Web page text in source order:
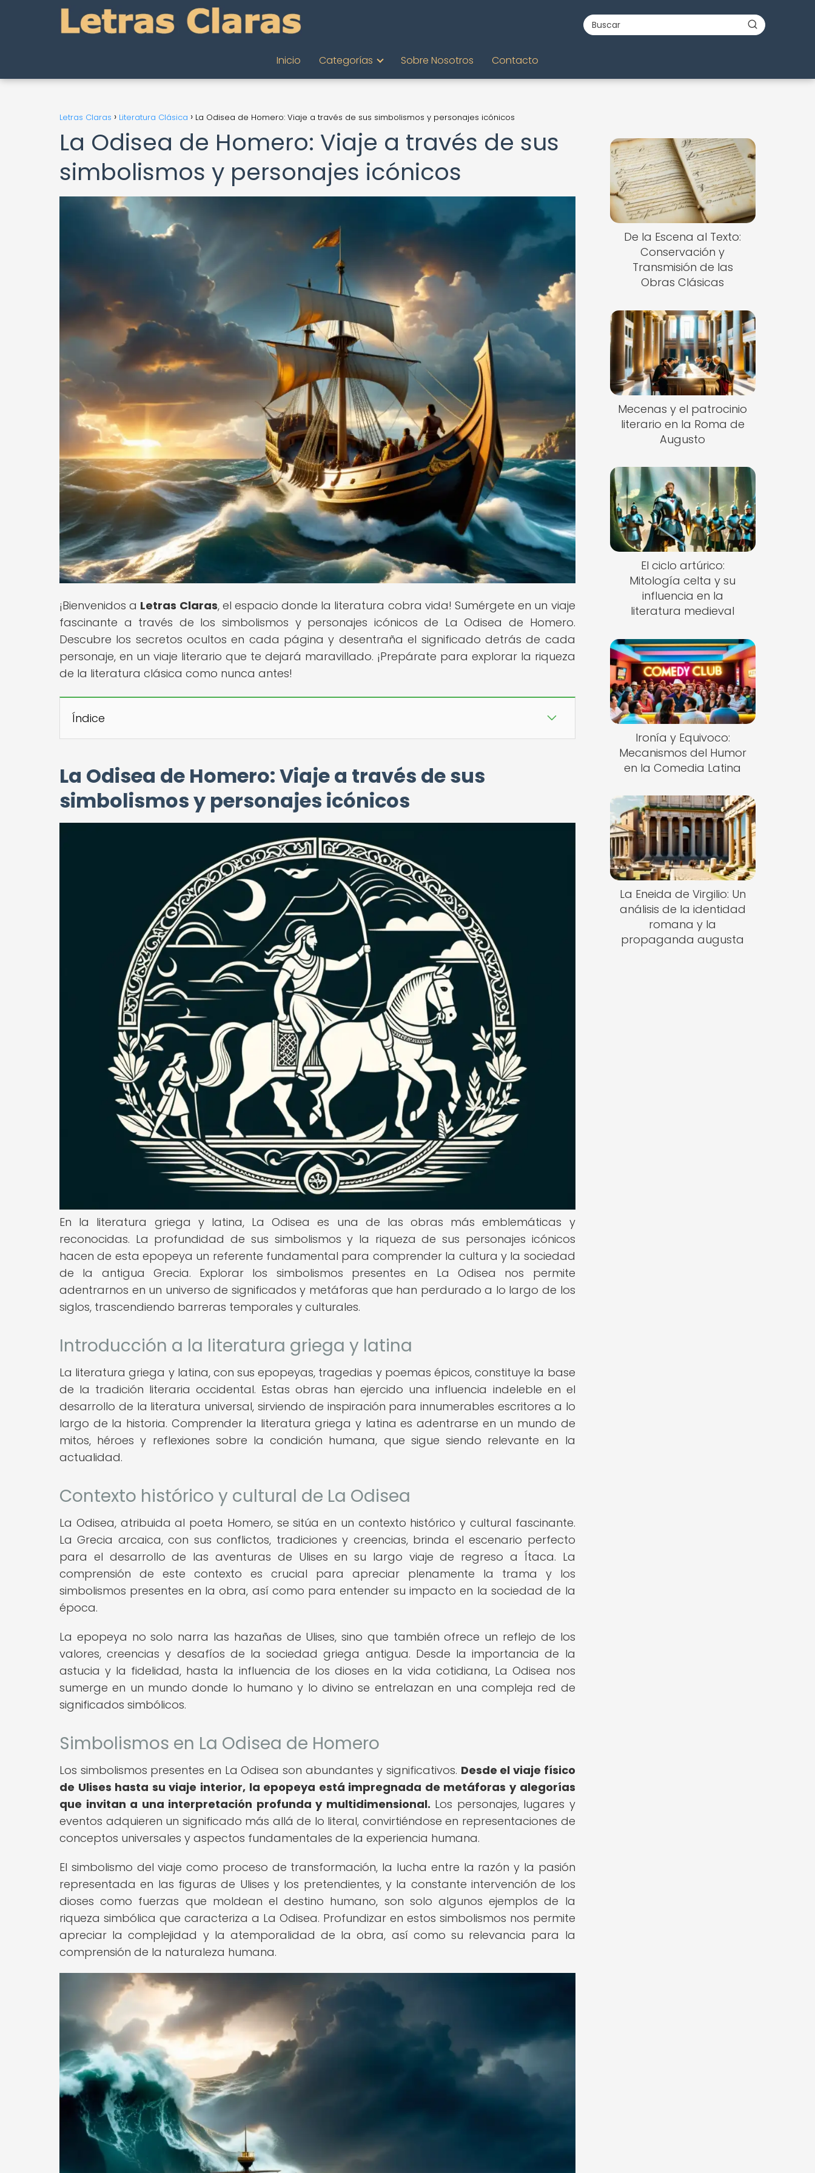
Inicio Categorías Sobre Nosotros Contacto
Letras Claras Literatura Clásica La Odisea de Homero: Viaje a través de sus simbolismos y personajes icónicos
La Odisea de Homero: Viaje a través de sus
simbolismos y personajes icónicos
¡Bienvenidos a Letras Claras, el espacio donde la literatura cobra vida! Sumérgete en un viaje
fascinante a través de los simbolismos y personajes icónicos de La Odisea de Homero.
Descubre los secretos ocultos en cada página y desentraña el significado detrás de cada
personaje, en un viaje literario que te dejará maravillado. ¡Prepárate para explorar la riqueza
de la literatura clásica como nunca antes!
Índice
La Odisea de Homero: Viaje a través de sus
simbolismos y personajes icónicos
En la literatura griega y latina, La Odisea es una de las obras más emblemáticas y
reconocidas. La profundidad de sus simbolismos y la riqueza de sus personajes icónicos
hacen de esta epopeya un referente fundamental para comprender la cultura y la sociedad
de la antigua Grecia. Explorar los simbolismos presentes en La Odisea nos permite
adentrarnos en un universo de significados y metáforas que han perdurado a lo largo de los
siglos, trascendiendo barreras temporales y culturales.
Introducción a la literatura griega y latina
La literatura griega y latina, con sus epopeyas, tragedias y poemas épicos, constituye la base
de la tradición literaria occidental. Estas obras han ejercido una influencia indeleble en el
desarrollo de la literatura universal, sirviendo de inspiración para innumerables escritores a lo
largo de la historia. Comprender la literatura griega y latina es adentrarse en un mundo de
mitos, héroes y reflexiones sobre la condición humana, que sigue siendo relevante en la
actualidad.
Contexto histórico y cultural de La Odisea
La Odisea, atribuida al poeta Homero, se sitúa en un contexto histórico y cultural fascinante.
La Grecia arcaica, con sus conflictos, tradiciones y creencias, brinda el escenario perfecto
para el desarrollo de las aventuras de Ulises en su largo viaje de regreso a Ítaca. La
comprensión de este contexto es crucial para apreciar plenamente la trama y los
simbolismos presentes en la obra, así como para entender su impacto en la sociedad de la
época.
La epopeya no solo narra las hazañas de Ulises, sino que también ofrece un reflejo de los
valores, creencias y desafíos de la sociedad griega antigua. Desde la importancia de la
astucia y la fidelidad, hasta la influencia de los dioses en la vida cotidiana, La Odisea nos
sumerge en un mundo donde lo humano y lo divino se entrelazan en una compleja red de
significados simbólicos.
Simbolismos en La Odisea de Homero
Los simbolismos presentes en La Odisea son abundantes y significativos. Desde el viaje físico
de Ulises hasta su viaje interior, la epopeya está impregnada de metáforas y alegorías
que invitan a una interpretación profunda y multidimensional. Los personajes, lugares y
eventos adquieren un significado más allá de lo literal, convirtiéndose en representaciones de
conceptos universales y aspectos fundamentales de la experiencia humana.
El simbolismo del viaje como proceso de transformación, la lucha entre la razón y la pasión
representada en las figuras de Ulises y los pretendientes, y la constante intervención de los
dioses como fuerzas que moldean el destino humano, son solo algunos ejemplos de la
riqueza simbólica que caracteriza a La Odisea. Profundizar en estos simbolismos nos permite
apreciar la complejidad y la atemporalidad de la obra, así como su relevancia para la
comprensión de la naturaleza humana.
De la Escena al Texto:
Conservación y
Transmisión de las
Obras Clásicas
Mecenas y el patrocinio
literario en la Roma de
Augusto
El ciclo artúrico:
Mitología celta y su
influencia en la
literatura medieval
Ironía y Equivoco:
Mecanismos del Humor
en la Comedia Latina
La Eneida de Virgilio: Un
análisis de la identidad
romana y la
propaganda augusta